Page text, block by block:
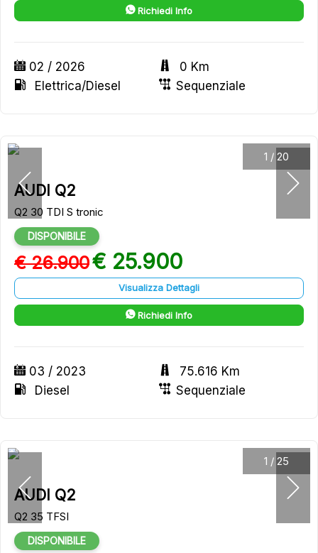
Richiedi Info
02 / 2026
0 Km
Elettrica/Diesel
Sequenziale
1 / 20
AUDI Q2
Q2 30 TDI S tronic
DISPONIBILE
€ 26.900€ 25.900
Visualizza Dettagli
Richiedi Info
03 / 2023
75.616 Km
Diesel
Sequenziale
1 / 25
AUDI Q2
Q2 35 TFSI
DISPONIBILE